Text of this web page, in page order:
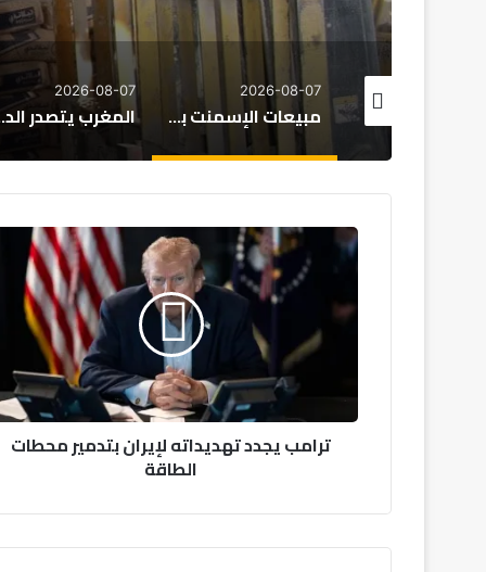
مبيعات الإسمنت بالمغرب تتجاوز 8.22 ملايين طن حتى نهاية يوليوز
2026-08-07
المغرب يتصدر الدول الإفريقية في تأييد الانفتاح التجاري
2026-08-06
ت
ر
م
د
ي
ترامب يجدد تهديداته لإيران بتدمير محطات
الطاقة